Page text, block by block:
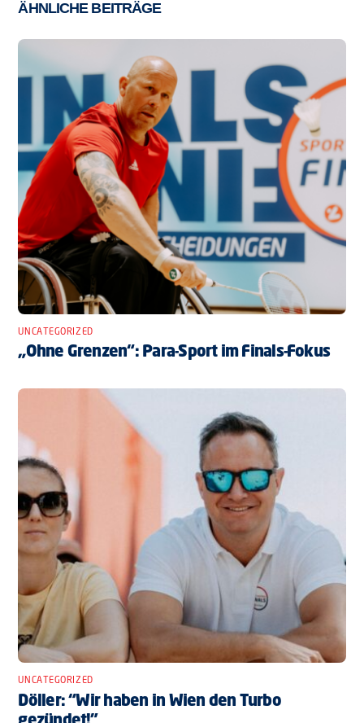
ÄHNLICHE BEITRÄGE
UNCATEGORIZED
„Ohne Grenzen“: Para-Sport im Finals-Fokus
UNCATEGORIZED
Döller: “Wir haben in Wien den Turbo